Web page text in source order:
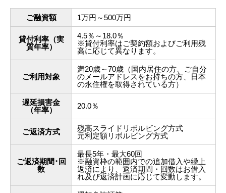
ご融資額 1万円～500万円
貸付利率（実
質年率）
4.5％～18.0％
※貸付利率はご契約額およびご利用残
高に応じて異なります。
ご利用対象
満20歳～70歳（国内居住の方、ご自分
のメールアドレスをお持ちの方、日本
の永住権を取得されている方）
遅延損害金
（年率）
20.0％
ご返済方式
残高スライドリボルビング方式
元利定額リボルビング方式
ご返済期間･回
数
最長5年・最大60回
※融資枠の範囲内での追加借入や繰上
返済により、返済期間・回数はお借入
れ及び返済計画に応じて変動します。